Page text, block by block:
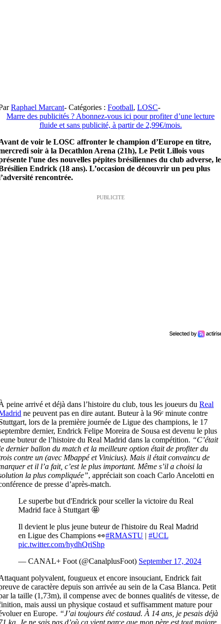
Raphael Marcant- Catégories :Football,LOSC-
Marre des publicités ? Abonnez-vous ici pour profiter d’une lecture
fluide et sans publicité, à partir de 2,99€/mois.
de voir le LOSC affronter le champion d’Europe en titre,
soir à la Decathlon Arena (21h), Le Petit Lillois vous
l’une des nouvelles pépites brésiliennes du club adverse, le
Endrick (18 ans). L’occasion de découvrir un peu plus
rencontrée.
PUBLICITE
peine arrivé et déjà dans l’histoire du club, tous les joueurs duReal
ne peuvent pas en dire autant. Buteur à la 96ᵉ minute contre
lors de la première journée de Ligue des champions, le 17
dernier, Endrick Felipe Moreira de Sousa est devenu le plus
buteur de l’histoire du Real Madrid dans la compétition. “C’était
dernier ballon du match et la meilleure option était de profiter du
contre un (avec Mbappé et Vinicius). Mais il était convaincu de
et il l’a fait, c’est le plus important. Même s’il a choisi la
la plus compliquée”, appréciait son coach Carlo Ancelotti en
de presse d’après-match.
Le superbe but d'Endrick pour sceller la victoire du Real
Madrid face à Stuttgart 🤩
Il devient le plus jeune buteur de l'histoire du Real Madrid
en Ligue des Champions 👀#RMASTU |#UCL
pic.twitter.com/hydhQriShp
— CANAL+ Foot (@CanalplusFoot) September 17, 2024
polyvalent, fougueux et encore insouciant, Endrick fait
de caractère depuis son arrivée au sein de la Casa Blanca. Petit
la taille (1,73m), il compense avec de bonnes qualités de vitesse, de
mais aussi un physique costaud et suffisamment mature pour
en Europe. “J’ai toujours été costaud. À 14 ans, je pesais déjà
kg. Je ne sais pas d’où ça vient parce que mon père est tout maigre.